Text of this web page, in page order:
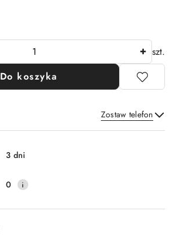
szt.
Do koszyka
Zostaw telefon
3 dni
0